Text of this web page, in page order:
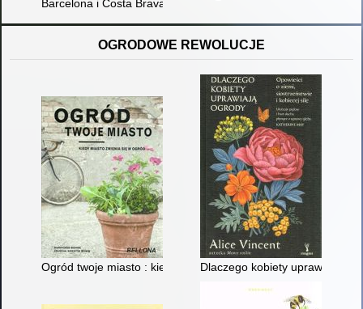
Barcelona i Costa Brava
OGRODOWE REWOLUCJE
Ogród twoje miasto : kiedy miasto zmieni się w ogród
Dlaczego kobiety uprawiają